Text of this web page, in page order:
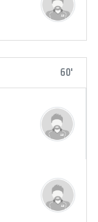
60'